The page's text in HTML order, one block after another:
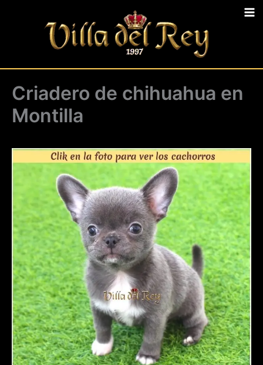
Criadero de chihuahua en
Montilla